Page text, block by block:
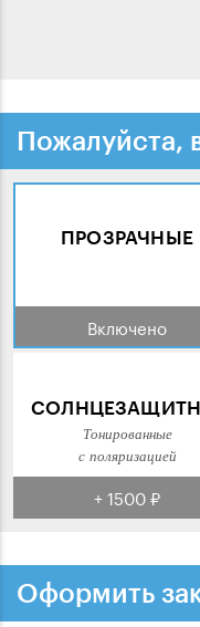
Пожалуйста,
ПРОЗРАЧНЫЕ
Включено
Тонированные
с поляризацией
+ 1500 ₽
Оформить